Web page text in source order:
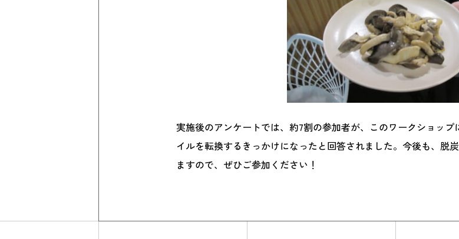
実施後のアンケートでは、約7割の参加者が、このワークショッ
イルを転換するきっかけになったと回答されました。今後も、脱
ますので、ぜひご参加ください！